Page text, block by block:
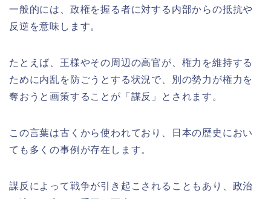
一般的には、政権を握る者に対する内部からの抵抗や
反逆を意味します。
たとえば、王様やその周辺の高官が、権力を維持する
ために内乱を防ごうとする状況で、別の勢力が権力を
奪おうと画策することが「謀反」とされます。
この言葉は古くから使われており、日本の歴史におい
ても多くの事例が存在します。
謀反によって戦争が引き起こされることもあり、政治